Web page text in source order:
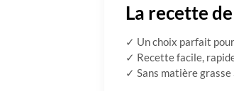
La recette
✓ Un choix parfait
✓ Recette facile,
✓ Sans matière grasse